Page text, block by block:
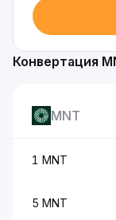
Конвертация
MNT
1 MNT
5 MNT